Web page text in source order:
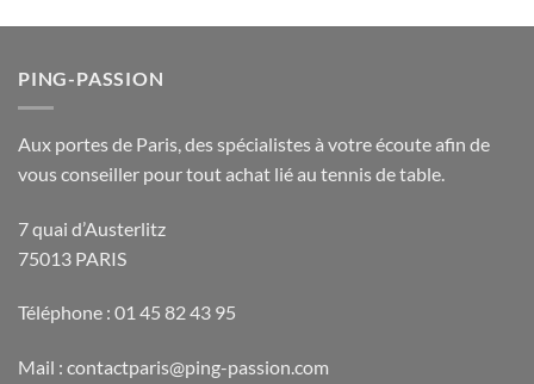
PING-PASSION
Aux portes de Paris, des spécialistes à votre écoute afin de
vous conseiller pour tout achat lié au tennis de table.
7 quai d’Austerlitz
75013 PARIS
Téléphone : 01 45 82 43 95
Mail : contactparis@ping-passion.com